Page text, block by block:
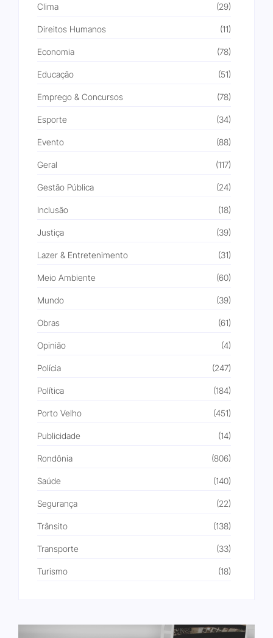
Clima (29)
Direitos Humanos (11)
Economia (78)
Educação (51)
Emprego & Concursos (78)
Esporte (34)
Evento (88)
Geral (117)
Gestão Pública (24)
Inclusão (18)
Justiça (39)
Lazer & Entretenimento (31)
Meio Ambiente (60)
Mundo (39)
Obras (61)
Opinião (4)
Polícia (247)
Política (184)
Porto Velho (451)
Publicidade (14)
Rondônia (806)
Saúde (140)
Segurança (22)
Trânsito (138)
Transporte (33)
Turismo (18)